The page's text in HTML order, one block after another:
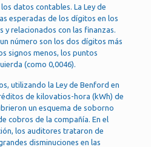
datos contables. La Ley de
esperadas de los dígitos en los
relacionados con las finanzas.
número son los dos dígitos más
signos menos, los puntos
(como 0,0046).
utilizando la Ley de Benford en
de kilovatios-hora (kWh) de
un esquema de soborno
cobros de la compañía. En el
los auditores trataron de
disminuciones en las